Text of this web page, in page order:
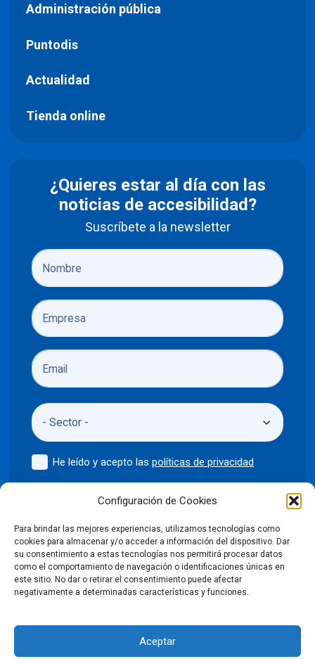
Configuración de Cookies
Para brindar las mejores experiencias, utilizamos tecnologías como
cookies para almacenar y/o acceder a información del dispositivo. Dar
su consentimiento a estas tecnologías nos permitirá procesar datos
como el comportamiento de navegación o identificaciones únicas en
este sitio. No dar o retirar el consentimiento puede afectar
negativamente a determinadas características y funciones.
Aceptar
Administración pública
Puntodis
Actualidad
Tienda online
¿Quieres estar al día con las
noticias de accesibilidad?
Suscríbete a la newsletter
He leído y acepto laspolíticas de privacidad
Enviar
©2024 Puntodis Política de privacidad Aviso legal
Condiciones Generales de Venta